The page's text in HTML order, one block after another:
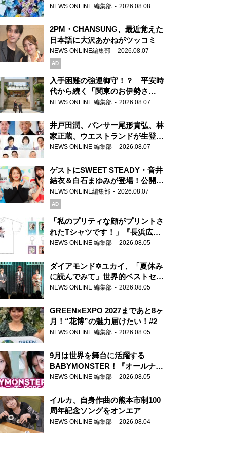
NEWS ONLINE 編集部 2026.08.08
2PM・CHANSUNG、最近覚えた
日本語に大沢あかねがツッコミ
NEWS ONLINE編集部 2026.08.07
AD
入手困難の強運御守！？ 平安時
代から続く「関東のお伊勢さ
ま」、芝大神宮にてランパンプス
NEWS ONLINE 編集部 2026.08.07
井戸田潤、パンサー尾形貴弘、林
家正蔵、ウエストランドが生登
場！『ラジオビバリー昼ズ』
NEWS ONLINE 編集部 2026.08.07
ゲストにSWEET STEADY・音井
結衣＆白石まゆみが登場！公開収
録で素顔全開！
NEWS ONLINE編集部 2026.08.07
AD
「私のプリティな顔がプリントさ
れたTシャツです！」『長浜広奈
天下無双』初の番組グッズ発売
NEWS ONLINE 編集部 2026.08.05
ダイアモンド✡ユカイ、「夏休み
に読んでみて」世界的ベストセラ
ー『アナスタシア』を紹介
NEWS ONLINE 編集部 2026.08.05
GREEN×EXPO 2027まであと8ヶ
月！“花博”の魅力届けたい！#2
NEWS ONLINE 編集部 2026.08.05
9月は世界を舞台に活躍する
BABYMONSTER！『オールナイ
トニッポンPODCAST』月替わり
NEWS ONLINE 編集部 2026.08.05
イルカ、自身作曲の熊本市制100
周年記念ソングをオンエア
NEWS ONLINE 編集部 2026.08.04